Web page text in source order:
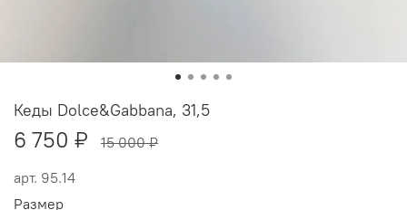
арт. 95.14
Кеды Dolce&Gabbana, 31,5
6 750 ₽ 15 000 ₽
Размер